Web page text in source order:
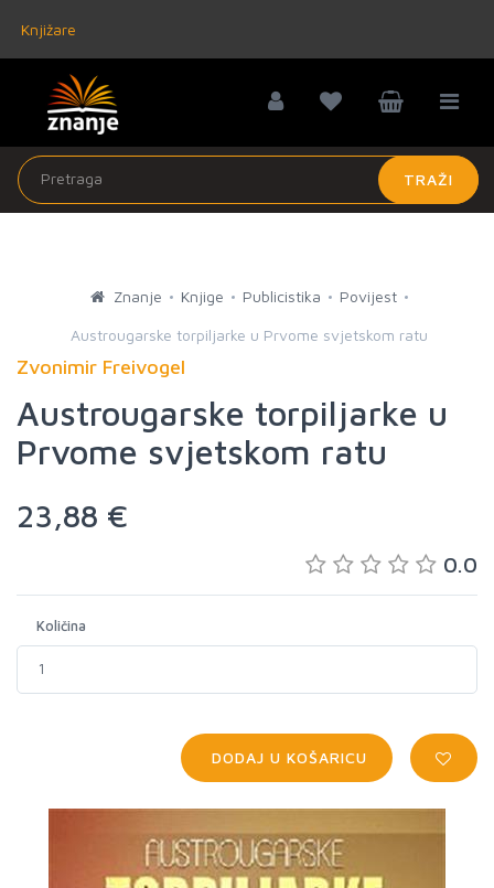
Knjižare
TRAŽI
Znanje Knjige Publicistika Povijest
Austrougarske torpiljarke u Prvome svjetskom ratu
Zvonimir Freivogel
Austrougarske torpiljarke u
Prvome svjetskom ratu
23,88 €
0.0
Količina
DODAJ U KOŠARICU